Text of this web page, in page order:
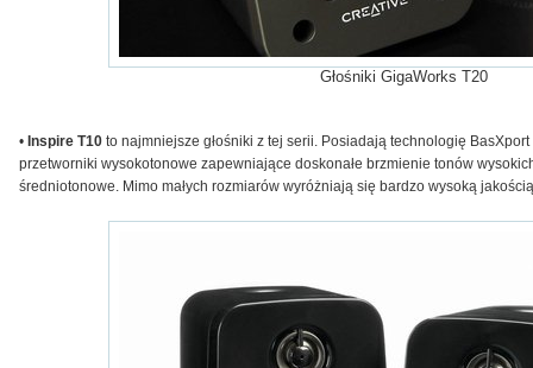
Głośniki GigaWorks T20
• Inspire T10 to najmniejsze głośniki z tej serii. Posiadają technologię
przetworniki wysokotonowe zapewniające doskonałe brzmienie tonów
średniotonowe. Mimo małych rozmiarów wyróżniają się bardzo wysoką